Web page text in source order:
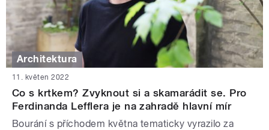
Architektura
11. květen 2022
Co s krtkem? Zvyknout si a skamarádit se. Pro
Ferdinanda Lefflera je na zahradě hlavní mír
Bourání s příchodem května tematicky vyrazilo za